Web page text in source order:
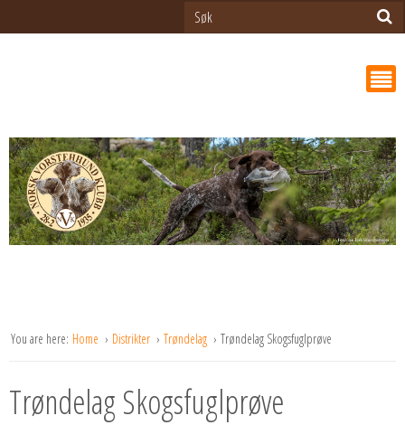
You are here: Home Distrikter Trøndelag Trøndelag Skogsfuglprøve
Trøndelag Skogsfuglprøve